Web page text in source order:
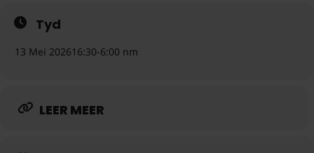
geskeduleerde begin sal stop.
Tyd
13 Mei 202616:30-6:00 nm
LEER MEER